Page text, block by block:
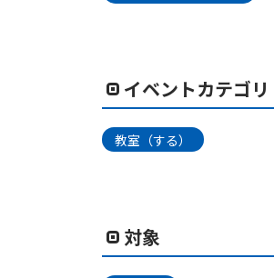
イベントカテゴリ
教室（する）
対象